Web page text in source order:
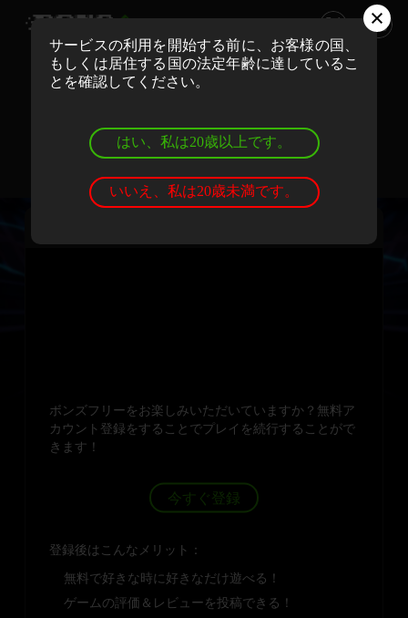
ボンズカジノでリアルマネーでプレイ
ボンズカジノでデモゲームを遊ぼう
登録 ログイン
サービスの利用を開始する前に、お客様の国、
もしくは居住する国の法定年齢に達しているこ
とを確認してください。
はい、私は20歳以上です。
いいえ、私は20歳未満です。
ボンズフリーをお楽しみいただいていますか？無料ア
カウント登録をすることでプレイを続行することがで
きます！
今すぐ登録
登録後はこんなメリット：
無料で好きな時に好きなだけ遊べる！
ゲームの評価＆レビューを投稿できる！